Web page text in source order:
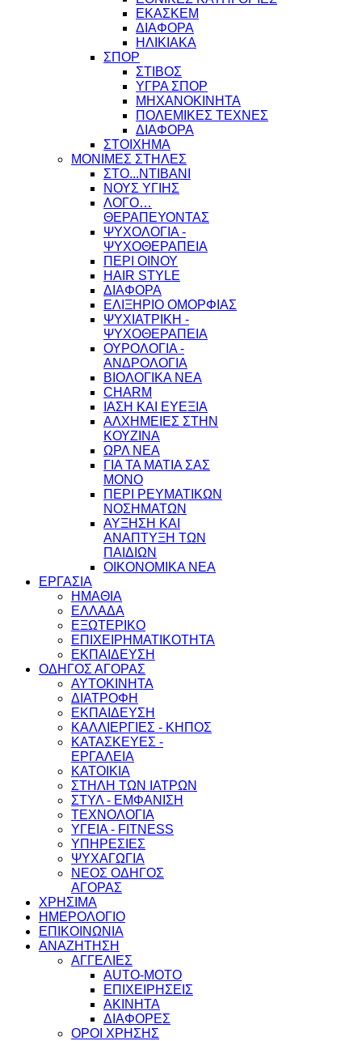
ΕΚΑΣΚΕΜ
ΔΙΑΦΟΡΑ
ΗΛΙΚΙΑΚΑ
ΣΠΟΡ
ΣΤΙΒΟΣ
ΥΓΡΑ ΣΠΟΡ
ΜΗΧΑΝΟΚΙΝΗΤΑ
ΠΟΛΕΜΙΚΕΣ ΤΕΧΝΕΣ
ΔΙΑΦΟΡΑ
ΣΤΟΙΧΗΜΑ
ΜΟΝΙΜΕΣ ΣΤΗΛΕΣ
ΣΤΟ...ΝΤΙΒΑΝΙ
ΝΟΥΣ ΥΓΙΗΣ
ΛΟΓΟ…
ΘΕΡΑΠΕΥΟΝΤΑΣ
ΨΥΧΟΛΟΓΙΑ -
ΨΥΧΟΘΕΡΑΠΕΙΑ
ΠΕΡΙ ΟΙΝΟΥ
HAIR STYLE
ΔΙΑΦΟΡΑ
ΕΛΙΞΗΡΙΟ ΟΜΟΡΦΙΑΣ
ΨΥΧΙΑΤΡΙΚΗ -
ΨΥΧΟΘΕΡΑΠΕΙΑ
ΟΥΡΟΛΟΓΙΑ -
ΑΝΔΡΟΛΟΓΙΑ
ΒΙΟΛΟΓΙΚΑ ΝΕΑ
CHARM
ΙΑΣΗ ΚΑΙ ΕΥΕΞΙΑ
ΑΛΧΗΜΕΙΕΣ ΣΤΗΝ
ΚΟΥΖΙΝΑ
ΩΡΛ ΝEA
ΓΙΑ ΤΑ ΜΑΤΙΑ ΣΑΣ
ΜΟΝΟ
ΠΕΡΙ ΡΕΥΜΑΤΙΚΩΝ
ΝΟΣΗΜΑΤΩΝ
ΑΥΞΗΣΗ ΚΑΙ
ΑΝΑΠΤΥΞΗ ΤΩΝ
ΠΑΙΔΙΩΝ
ΟΙΚΟΝΟΜΙΚΑ ΝΕΑ
ΕΡΓΑΣΙΑ
ΗΜΑΘΙΑ
ΕΛΛΑΔΑ
ΕΞΩΤΕΡΙΚΟ
ΕΠΙΧΕΙΡΗΜΑΤΙΚΟΤΗΤΑ
ΕΚΠΑΙΔΕΥΣΗ
ΟΔΗΓΟΣ ΑΓΟΡΑΣ
ΑΥΤΟΚΙΝΗΤΑ
ΔΙΑΤΡΟΦΗ
ΕΚΠΑΙΔΕΥΣΗ
ΚΑΛΛΙΕΡΓΙΕΣ - ΚΗΠΟΣ
ΚΑΤΑΣΚΕΥΕΣ -
ΕΡΓΑΛΕΙΑ
ΚΑΤΟΙΚΙΑ
ΣΤΗΛΗ ΤΩΝ ΙΑΤΡΩΝ
ΣΤΥΛ - ΕΜΦΑΝΙΣΗ
ΤΕΧΝΟΛΟΓΙΑ
ΥΓΕΙΑ - FITNESS
ΥΠΗΡΕΣΙΕΣ
ΨΥΧΑΓΩΓΙΑ
ΝΕΟΣ ΟΔΗΓΟΣ
ΑΓΟΡΑΣ
ΧΡΗΣΙΜΑ
ΗΜΕΡΟΛΟΓΙΟ
ΕΠΙΚΟΙΝΩΝΙΑ
ΑΝΑΖΗΤΗΣΗ
ΑΓΓΕΛΙΕΣ
AUTO-MOTO
ΕΠΙΧΕΙΡΗΣΕΙΣ
ΑΚΙΝΗΤΑ
ΔΙΑΦΟΡΕΣ
ΟΡΟΙ ΧΡΗΣΗΣ